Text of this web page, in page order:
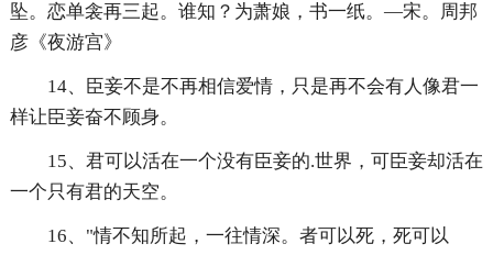
坠。恋单衾再三起。谁知？为萧娘，书一纸。—宋。周邦
彦《夜游宫》
14、臣妾不是不再相信爱情，只是再不会有人像君一
样让臣妾奋不顾身。
15、君可以活在一个没有臣妾的.世界，可臣妾却活在
一个只有君的天空。
16、"情不知所起，一往情深。者可以死，死可以